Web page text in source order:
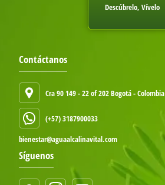
Descúbrelo, Vívelo
Contáctanos
Cra 90 149 - 22 of 202 Bogotá - Colombia
(+57) 3187900033
bienestar@aguaalcalinavital.com
Síguenos